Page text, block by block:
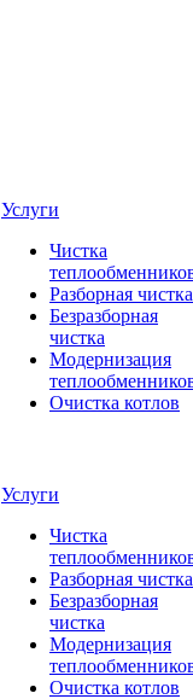
Услуги
Чистка
Разборная чистка
Безразборная
чистка
Модернизация
Очистка котлов
Услуги
Чистка
Разборная чистка
Безразборная
чистка
Модернизация
Очистка котлов